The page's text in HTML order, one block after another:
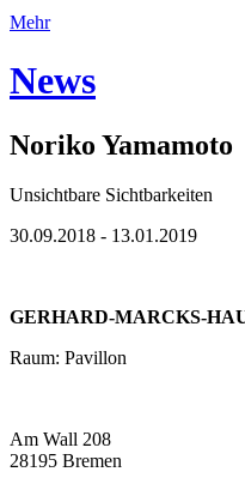
Mehr
News
Noriko Yamamoto
Unsichtbare Sichtbarkeiten
30.09.2018 - 13.01.2019
GERHARD-MARCKS-
Raum: Pavillon
Am Wall 208
28195 Bremen